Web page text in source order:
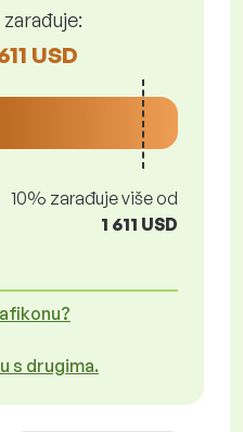
USD
10% zarađuje više od
1 611 USD
s drugima.